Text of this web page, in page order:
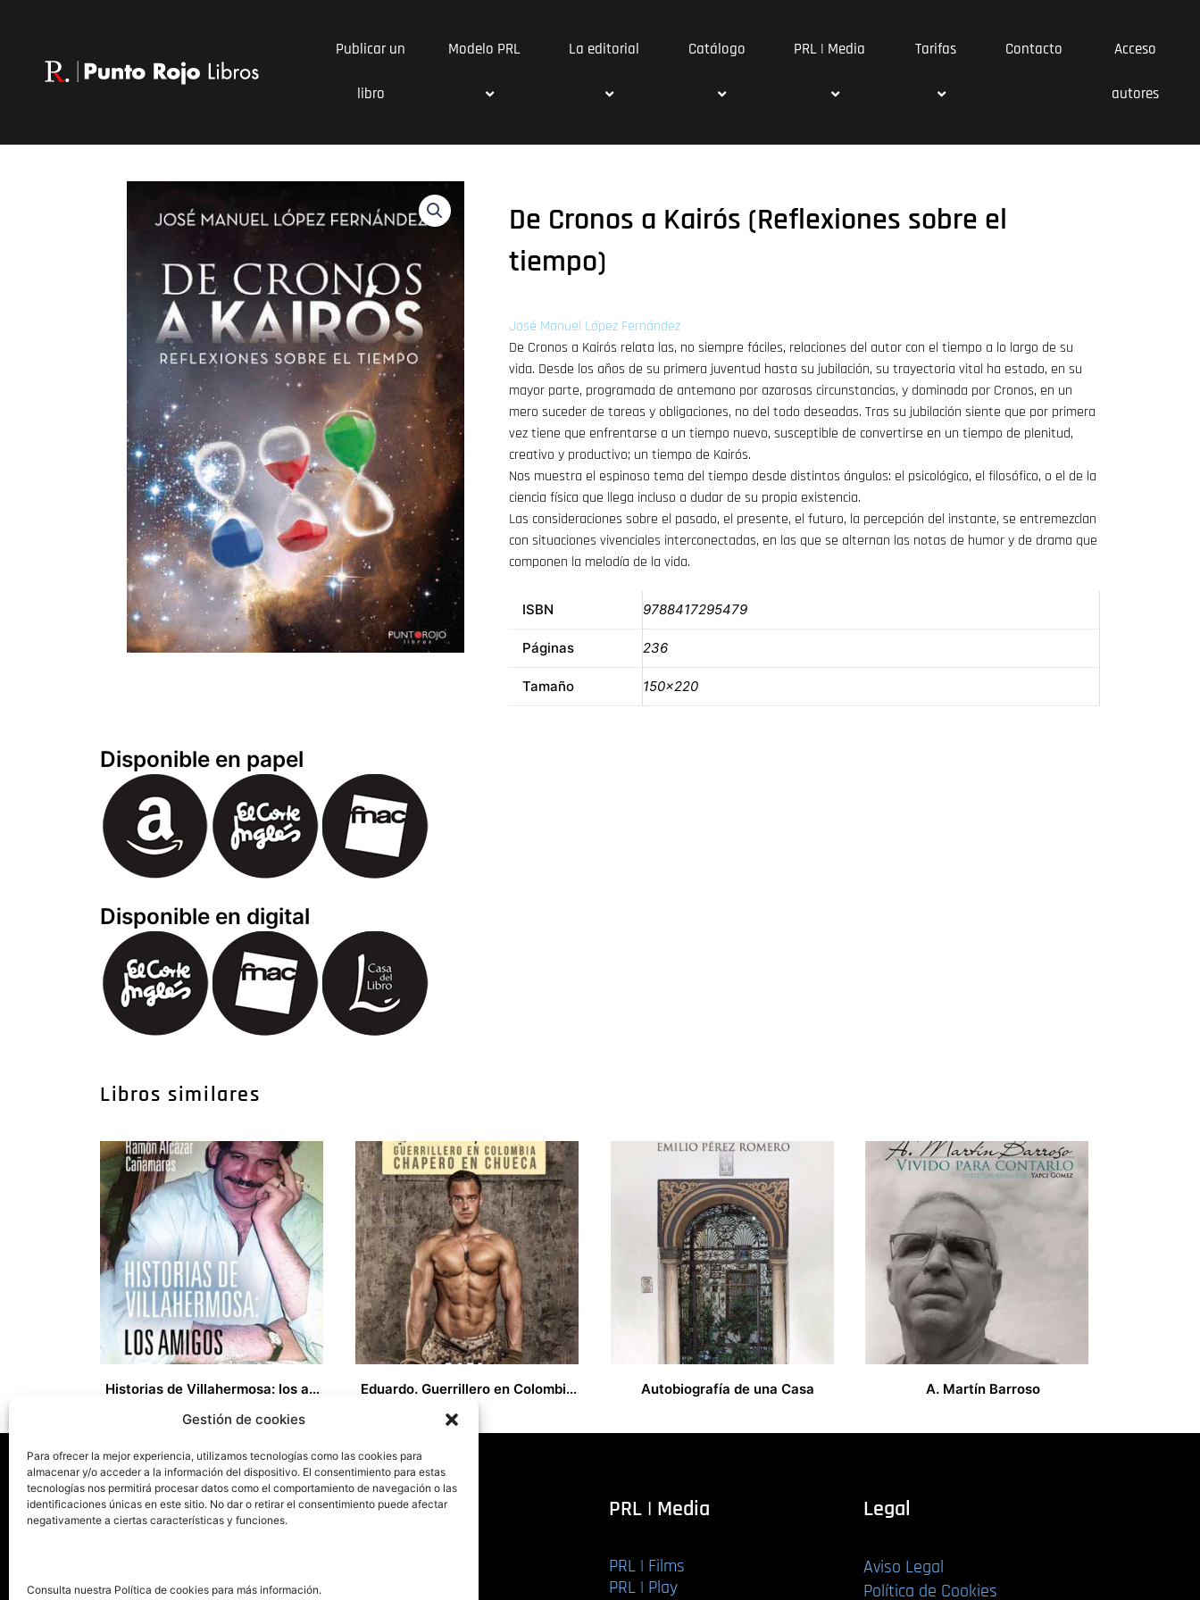
Gestión de cookies
Para ofrecer la mejor experiencia, utilizamos tecnologías como las cookies para
almacenar y/o acceder a la información del dispositivo. El consentimiento para estas
tecnologías nos permitirá procesar datos como el comportamiento de navegación o las
identificaciones únicas en este sitio. No dar o retirar el consentimiento puede afectar
negativamente a ciertas características y funciones.
Consulta nuestra Política de cookies para más información.
Publicar un
libro
Modelo PRL La editorial Catálogo PRL | Media Tarifas Contacto Acceso
autores
De Cronos a Kairós (Reflexiones sobre el
tiempo)
José Manuel López Fernández
De Cronos a Kairós relata las, no siempre fáciles, relaciones del autor con el tiempo a lo largo de su
vida. Desde los años de su primera juventud hasta su jubilación, su trayectoria vital ha estado, en su
mayor parte, programada de antemano por azarosas circunstancias, y dominada por Cronos, en un
mero suceder de tareas y obligaciones, no del todo deseadas. Tras su jubilación siente que por primera
vez tiene que enfrentarse a un tiempo nuevo, susceptible de convertirse en un tiempo de plenitud,
creativo y productivo; un tiempo de Kairós.
Nos muestra el espinoso tema del tiempo desde distintos ángulos: el psicológico, el filosófico, o el de la
ciencia física que llega incluso a dudar de su propia existencia.
Las consideraciones sobre el pasado, el presente, el futuro, la percepción del instante, se entremezclan
con situaciones vivenciales interconectadas, en las que se alternan las notas de humor y de drama que
componen la melodía de la vida.
ISBN 9788417295479
Páginas 236
Tamaño 150×220
Disponible en papel
Disponible en digital
Libros similares
Historias de Villahermosa: los amigos Eduardo. Guerrillero en Colombia chapero en Chueca Autobiografía de una Casa A. Martín Barroso
pionero de autoedición
La editorial PRL | Media
PRL | Films
PRL | Play
Legal
Aviso Legal
Política de Cookies